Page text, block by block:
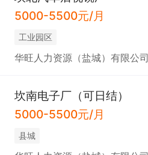
5000-5500元/月
工业园区
华旺人力资源（盐城）有限公司
坎南电子厂（可日结）
5000-5500元/月
县城